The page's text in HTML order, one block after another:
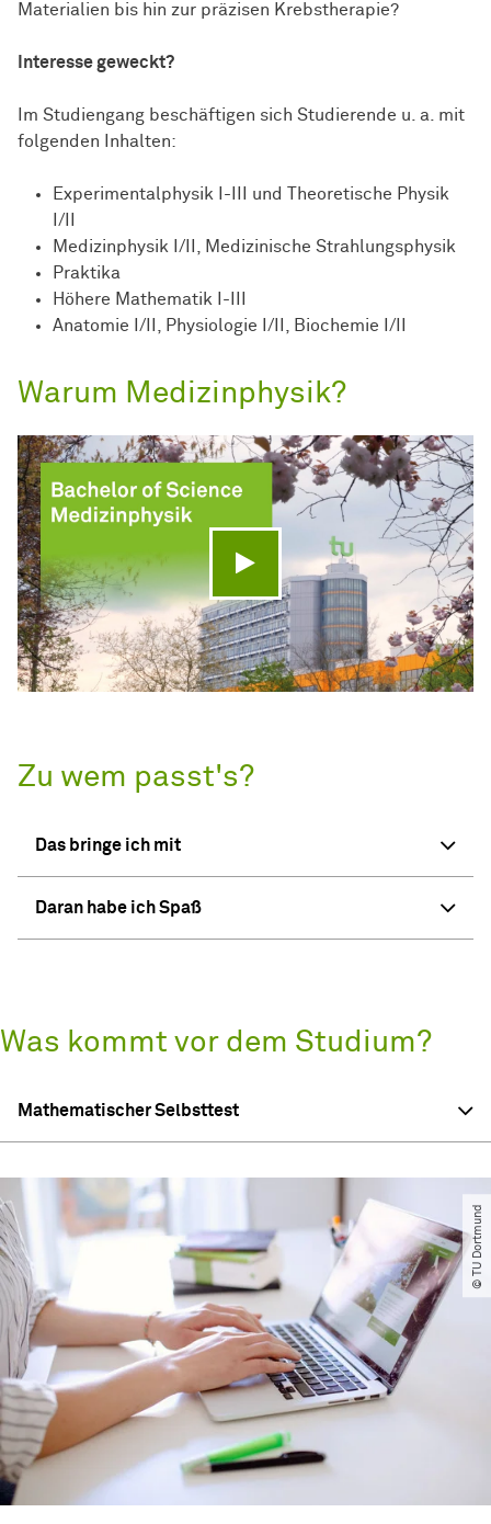
Materialien bis hin zur präzisen Krebstherapie?
Interesse geweckt?
Im Studiengang beschäftigen sich Studierende u. a. mit
folgenden Inhalten:
Experimentalphysik I-III und Theoretische Physik
I/II
Medizinphysik I/II, Medizinische Strahlungsphysik
Praktika
Höhere Mathematik I-III
Anatomie I/II, Physiologie I/II, Biochemie I/II
Warum Medizinphysik?
Video abspielen
Zu wem passt's?
Das bringe ich mit
Daran habe ich Spaß
Was kommt vor dem Studium?
Mathematischer Selbsttest
© TU Dortmund